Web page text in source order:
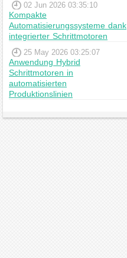
02 Jun 2026 03:35:10
Kompakte
Automatisierungssysteme dank
integrierter Schrittmotoren
25 May 2026 03:25:07
Anwendung Hybrid
Schrittmotoren in
automatisierten
Produktionslinien